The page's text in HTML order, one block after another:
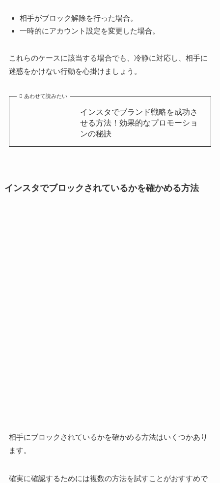
相手がブロック解除を行った場合。
一時的にアカウント設定を変更した場合。
これらのケースに該当する場合でも、冷静に対応し、相手に
迷惑をかけない行動を心掛けましょう。
あわせて読みたい
インスタでブランド戦略を成功さ
せる方法！効果的なプロモーショ
ンの秘訣
インスタでブロックされているかを確かめる方法
相手にブロックされているかを確かめる方法はいくつかあり
ます。
確実に確認するためには複数の方法を試すことがおすすめで